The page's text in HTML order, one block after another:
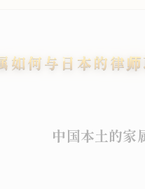
如何与日本的律
中国本土的家